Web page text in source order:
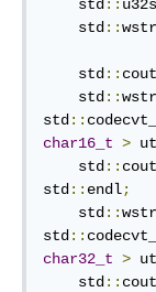
    std
::
    std
::
    std
:: cout
    std
::
std ::
char16_t >
    std
:: cout
std :: endl;
    std
::
std ::
char32_t >
    std
:: cout